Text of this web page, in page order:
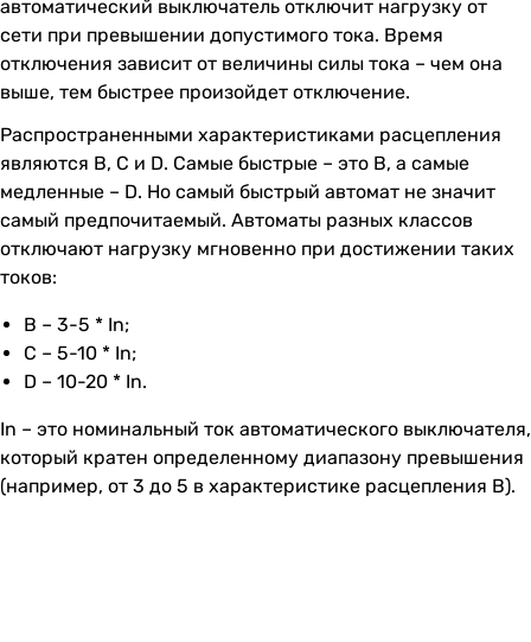
автоматический выключатель отключит нагрузку от
сети при превышении допустимого тока. Время
отключения зависит от величины силы тока – чем она
выше, тем быстрее произойдет отключение.
Распространенными характеристиками расцепления
являются B, C и D. Самые быстрые – это B, а самые
медленные – D. Но самый быстрый автомат не значит
самый предпочитаемый. Автоматы разных классов
отключают нагрузку мгновенно при достижении таких
токов:
B – 3-5 * In;
С – 5-10 * In;
D – 10-20 * In.
In – это номинальный ток автоматического выключателя,
который кратен определенному диапазону превышения
(например, от 3 до 5 в характеристике расцепления B).